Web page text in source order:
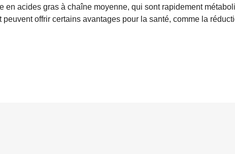
en acides gras à chaîne moyenne, qui sont rapidement
offrir certains avantages pour la santé, comme la